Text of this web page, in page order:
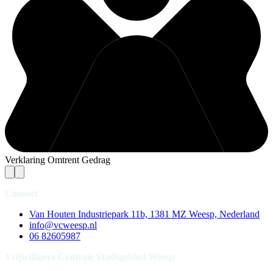
Verklaring Omtrent Gedrag
Van Houten Industriepark 11b, 1381 MZ Weesp, Nederland
info@vcweesp.nl
06 82605987